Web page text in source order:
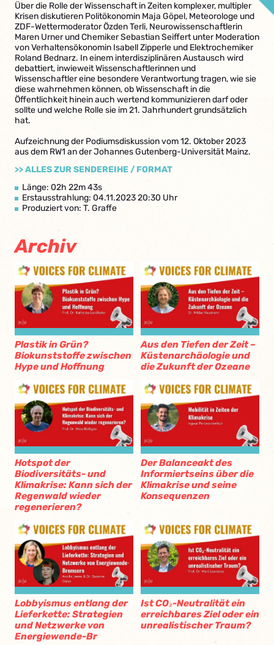
Über die Rolle der Wissenschaft in Zeiten komplexer, multipler
Krisen diskutieren Politökonomin Maja Göpel, Meteorologe und
ZDF-Wettermoderator Özden Terli, Neurowissenschaftlerin
Maren Urner und Chemiker Sebastian Seiffert unter Moderation
von Verhaltensökonomin Isabell Zipperle und Elektrochemiker
Roland Bednarz. In einem interdisziplinären Austausch wird
debattiert, inwieweit Wissenschaftlerinnen und
Wissenschaftler eine besondere Verantwortung tragen, wie sie
diese wahrnehmen können, ob Wissenschaft in die
Öffentlichkeit hinein auch wertend kommunizieren darf oder
sollte und welche Rolle sie im 21. Jahrhundert grundsätzlich
hat.
Aufzeichnung der Podiumsdiskussion vom 12. Oktober 2023
aus dem RW1 an der Johannes Gutenberg-Universität Mainz.
>> ALLES ZUR SENDEREIHE / FORMAT
Länge: 02h 22m 43s
Erstausstrahlung: 04.11.2023 20:30 Uhr
Produziert von: T. Graffe
Archiv
Plastik in Grün?
Biokunststoffe zwischen
Hype und Hoffnung
Aus den Tiefen der Zeit –
Küstenarchäologie und
die Zukunft der Ozeane
Hotspot der
Biodiversitäts- und
Klimakrise: Kann sich der
Regenwald wieder
regenerieren?
Der Balanceakt des
Informiertseins über die
Klimakrise und seine
Konsequenzen
Lobbyismus entlang der
Lieferkette: Strategien
und Netzwerke von
Energiewende-Br
Ist CO₂-Neutralität ein
erreichbares Ziel oder ein
unrealistischer Traum?